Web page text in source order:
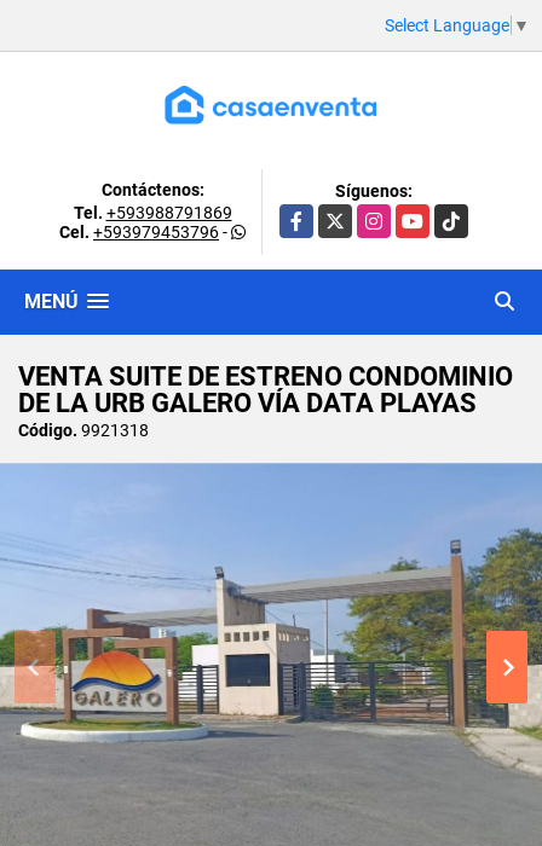
Select Language ▼
Contáctenos:
Tel. +593988791869
Cel. +593979453796-
Síguenos:
Facebook
X InstagramYouTubeTikTok
MENÚ
VENTA SUITE DE ESTRENO CONDOMINIO
DE LA URB GALERO VÍA DATA PLAYAS
Código. 9921318